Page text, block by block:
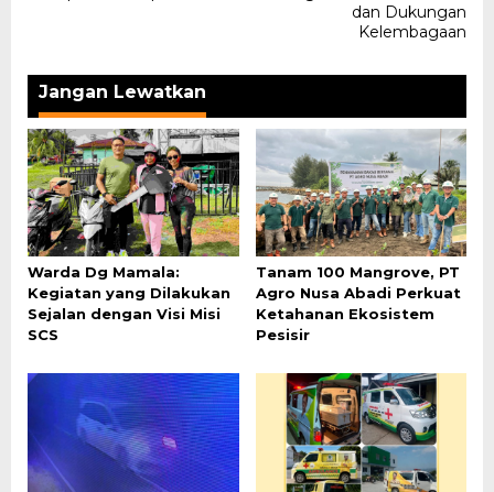
dan Dukungan
Kelembagaan
Jangan Lewatkan
Warda Dg Mamala:
Kegiatan yang Dilakukan
Sejalan dengan Visi Misi
SCS
Tanam 100 Mangrove, PT
Agro Nusa Abadi Perkuat
Ketahanan Ekosistem
Pesisir